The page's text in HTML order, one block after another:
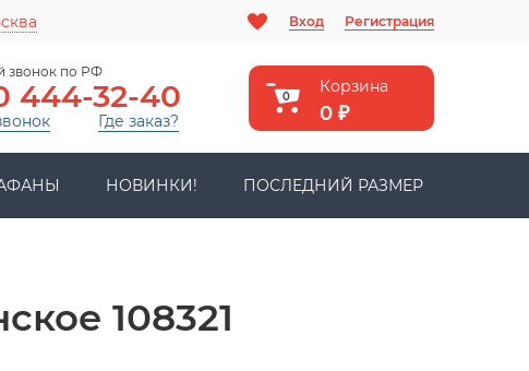
Вход Регистрация
звонок по РФ
444-32-40
Где заказ?
Корзина
0
0 ₽
НОВИНКИ! ПОСЛЕДНИЙ РАЗМЕР
108321